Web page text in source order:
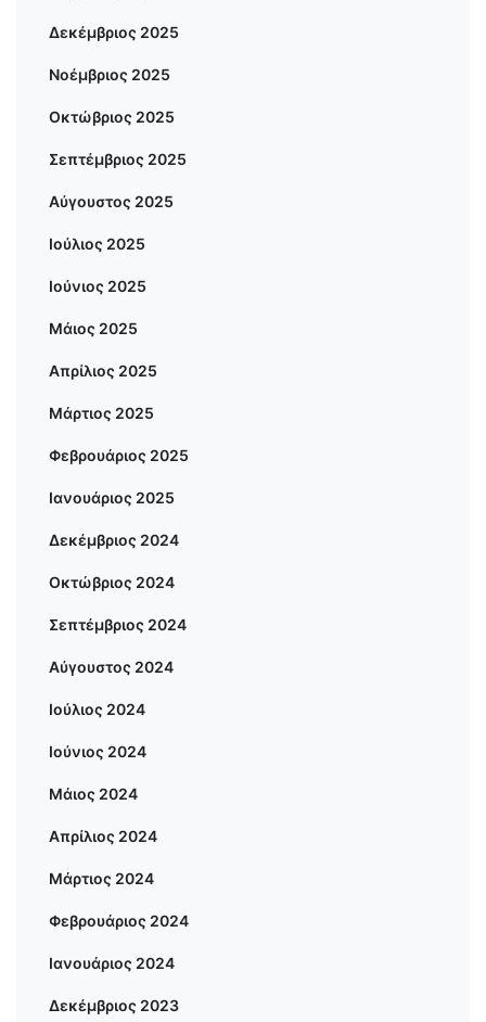
Δεκέμβριος 2025
Νοέμβριος 2025
Οκτώβριος 2025
Σεπτέμβριος 2025
Αύγουστος 2025
Ιούλιος 2025
Ιούνιος 2025
Μάιος 2025
Απρίλιος 2025
Μάρτιος 2025
Φεβρουάριος 2025
Ιανουάριος 2025
Δεκέμβριος 2024
Οκτώβριος 2024
Σεπτέμβριος 2024
Αύγουστος 2024
Ιούλιος 2024
Ιούνιος 2024
Μάιος 2024
Απρίλιος 2024
Μάρτιος 2024
Φεβρουάριος 2024
Ιανουάριος 2024
Δεκέμβριος 2023